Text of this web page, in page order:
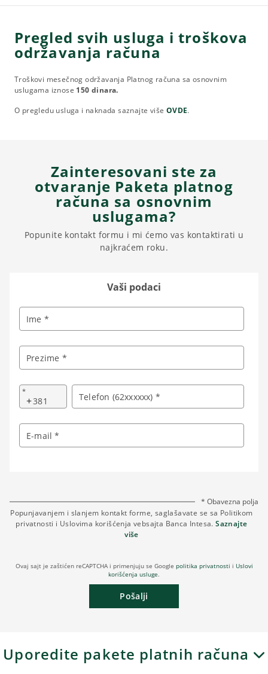
Pregled svih usluga i troškova
održavanja računa
Troškovi mesečnog održavanja Platnog računa sa osnovnim
uslugama iznose 150 dinara.
O pregledu usluga i naknada saznajte više OVDE.
Zainteresovani ste za
otvaranje Paketa platnog
računa sa osnovnim
uslugama?
Popunite kontakt formu i mi ćemo vas kontaktirati u
najkraćem roku.
Vaši podaci
Ime *
Prezime *
*
+ Telefon (62xxxxxx) *
E-mail *
* Obavezna polja
Popunjavanjem i slanjem kontakt forme, saglašavate se sa Politikom
privatnosti i Uslovima korišćenja vebsajta Banca Intesa.Saznajte
više
Ovaj sajt je zaštićen reCAPTCHA i primenjuju se Google politika privatnosti i Uslovi
korišćenja usluge.
Pošalji
Uporedite pakete platnih računa